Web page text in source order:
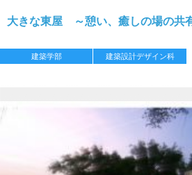
大きな東屋 ～憩い、癒しの場の共
建築学部 建築設計デザイン科